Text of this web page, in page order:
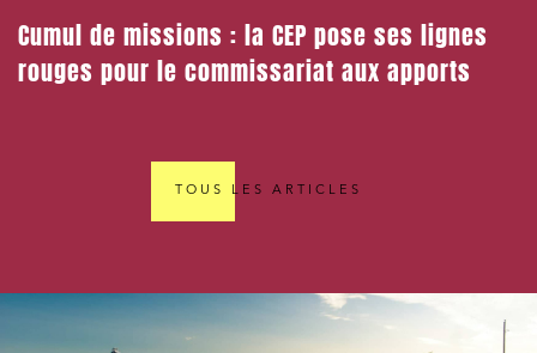
Cumul de missions : la CEP pose ses lignes
rouges pour le commissariat aux apports
TOUS LES ARTICLES